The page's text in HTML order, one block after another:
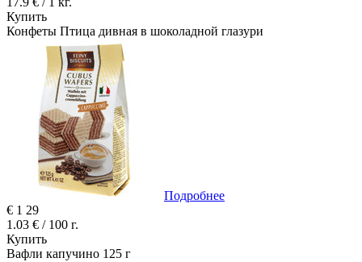
Купить
Конфеты Птица дивная в шоколадной глазури
Подробнее
€ 1 29
1.03 € / 100 г.
Купить
Вафли капучино 125 г